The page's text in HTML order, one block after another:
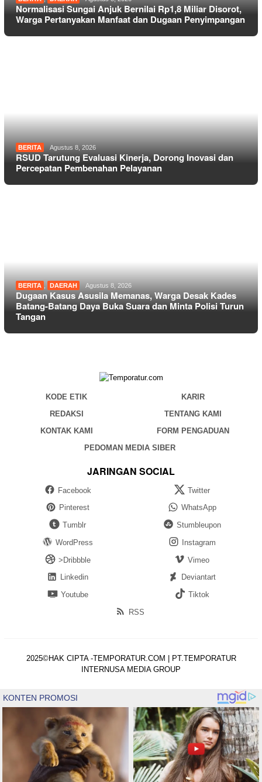
Normalisasi Sungai Anjuk Bernilai Rp1,8 Miliar Disorot,
Warga Pertanyakan Manfaat dan Dugaan Penyimpangan
BERITA Agustus 8, 2026
RSUD Tarutung Evaluasi Kinerja, Dorong Inovasi dan
Percepatan Pembenahan Pelayanan
BERITA DAERAH Agustus 8, 2026
Dugaan Kasus Asusila Memanas, Warga Desak Kades
Batang-Batang Daya Buka Suara dan Minta Polisi Turun
Tangan
KODE ETIK
KARIR
REDAKSI
TENTANG KAMI
KONTAK KAMI
FORM PENGADUAN
PEDOMAN MEDIA SIBER
JARINGAN SOCIAL
Facebook
Twitter
Pinterest
WhatsApp
Tumblr
Stumbleupon
WordPress
Instagram
>Dribbble
Vimeo
Linkedin
Deviantart
Youtube
Tiktok
RSS
2025©HAK CIPTA -TEMPORATUR.COM | PT.TEMPORATUR
INTERNUSA MEDIA GROUP